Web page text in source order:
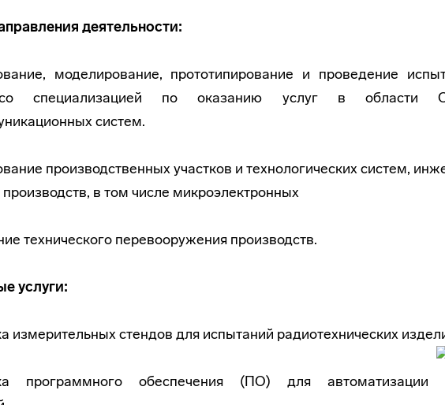
деятельности:
моделирование, прототипирование и проведение
специализацией по оказанию услуг в области
систем.
производственных участков и технологических систем,
в том числе микроэлектронных
технического перевооружения производств.
услуги:
измерительных стендов для испытаний радиотехнических
программного обеспечения (ПО) для автоматизации